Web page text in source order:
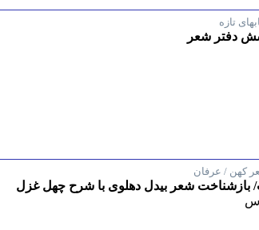
تازه
دفتر شعر
کهن / عرفان
بازشناخت شعر بیدل دهلوی با شرح چهل غزل